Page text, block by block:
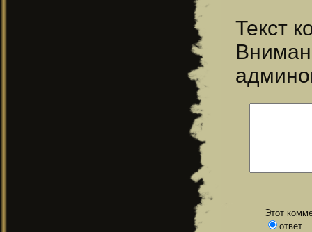
Текст
Этот
ответ